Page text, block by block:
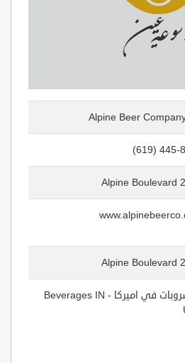
Alpine Beer
(619) 445-
المشروبات في اميركا - Beverages IN